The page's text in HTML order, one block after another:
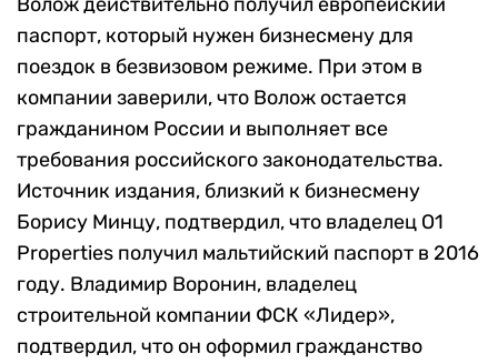
паспорт, который нужен бизнесмену для
поездок в безвизовом режиме. При этом в
компании заверили, что Волож остается
гражданином России и выполняет все
требования российского законодательства.
Источник издания, близкий к бизнесмену
Борису Минцу, подтвердил, что владелец O1
Properties получил мальтийский паспорт в 2016
году. Владимир Воронин, владелец
строительной компании ФСК «Лидер»,
подтвердил, что он оформил гражданство